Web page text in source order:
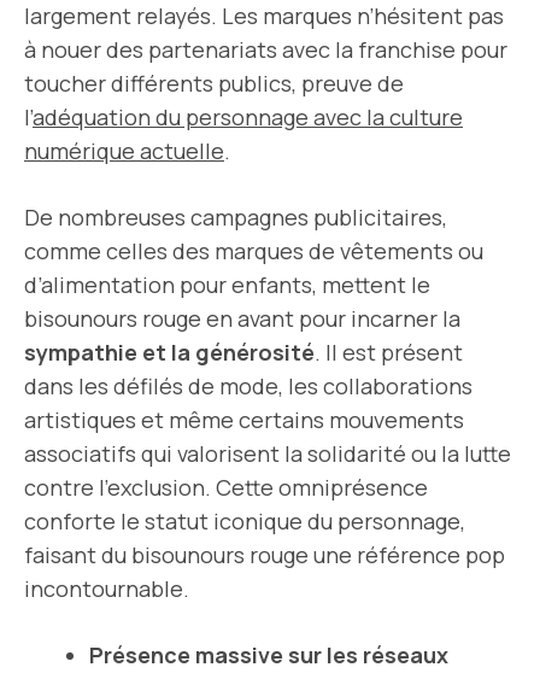
largement relayés. Les marques n’hésitent pas
à nouer des partenariats avec la franchise pour
toucher différents publics, preuve de
l’adéquation du personnage avec la culture
numérique actuelle.
De nombreuses campagnes publicitaires,
comme celles des marques de vêtements ou
d’alimentation pour enfants, mettent le
bisounours rouge en avant pour incarner la
sympathie et la générosité. Il est présent
dans les défilés de mode, les collaborations
artistiques et même certains mouvements
associatifs qui valorisent la solidarité ou la lutte
contre l’exclusion. Cette omniprésence
conforte le statut iconique du personnage,
faisant du bisounours rouge une référence pop
incontournable.
Présence massive sur les réseaux